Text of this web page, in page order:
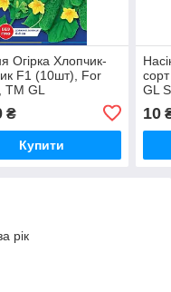
Огiрка Хлопчик-
F1 (10шт), For
TM GL
₴
Купити
GL
10
рік